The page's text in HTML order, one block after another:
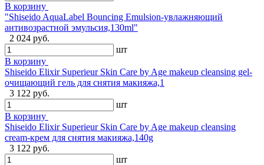
В корзину
"Shiseido AquaLabel Bouncing Emulsion-увлажняющий
антивозрастной эмульсия,130ml"
2 024 руб.
шт
В корзину
Shiseido Elixir Superieur Skin Care by Age makeup cleansing gel-
очищающий гель для снятия макияжа,1
3 122 руб.
шт
В корзину
Shiseido Elixir Superieur Skin Care by Age makeup cleansing
cream-крем для снятия макияжа,140g
3 122 руб.
шт